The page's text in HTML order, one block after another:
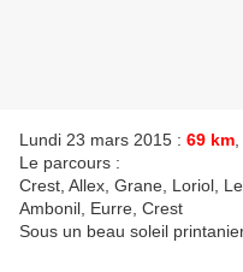
Lundi 23 mars 2015 : 69 km
Le parcours :
Crest, Allex, Grane, Loriol,
Ambonil, Eurre, Crest
Sous un beau soleil